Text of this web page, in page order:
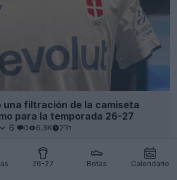
26-27 Botas Calendario
una filtración de la camiseta
para la temporada 26-27
6 0 6.3K 21h